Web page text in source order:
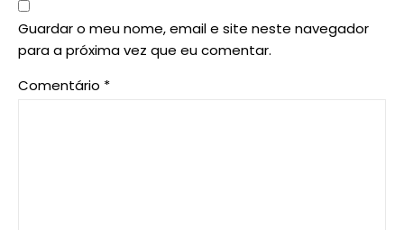
Guardar o meu nome, email e site neste navegador
para a próxima vez que eu comentar.
Comentário *